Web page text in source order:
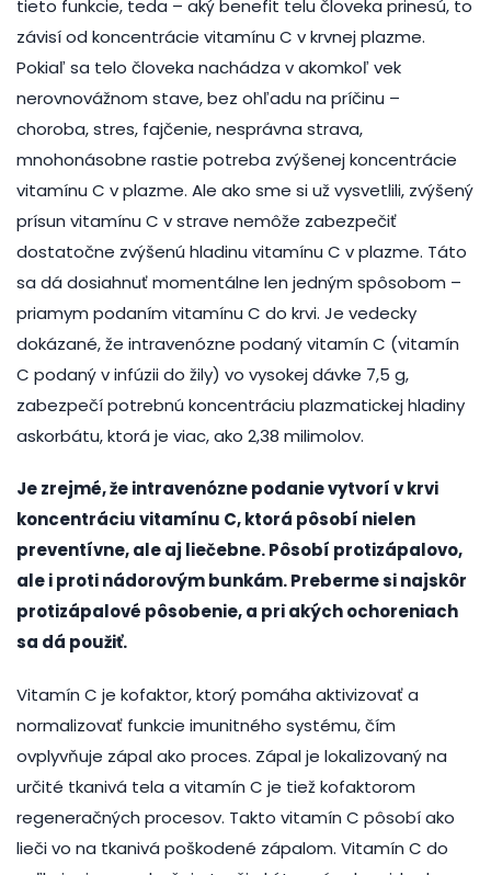
tieto funkcie, teda – aký benefit telu človeka prinesú, to
závisí od koncentrácie vitamínu C v krvnej plazme.
Pokiaľ sa telo človeka nachádza v akomkoľ vek
nerovnovážnom stave, bez ohľadu na príčinu –
choroba, stres, fajčenie, nesprávna strava,
mnohonásobne rastie potreba zvýšenej koncentrácie
vitamínu C v plazme. Ale ako sme si už vysvetlili, zvýšený
prísun vitamínu C v strave nemôže zabezpečiť
dostatočne zvýšenú hladinu vitamínu C v plazme. Táto
sa dá dosiahnuť momentálne len jedným spôsobom –
priamym podaním vitamínu C do krvi. Je vedecky
dokázané, že intravenózne podaný vitamín C (vitamín
C podaný v infúzii do žily) vo vysokej dávke 7,5 g,
zabezpečí potrebnú koncentráciu plazmatickej hladiny
askorbátu, ktorá je viac, ako 2,38 milimolov.
Je zrejmé, že intravenózne podanie vytvorí v krvi
koncentráciu vitamínu C, ktorá pôsobí nielen
preventívne, ale aj liečebne. Pôsobí protizápalovo,
ale i proti nádorovým bunkám. Preberme si najskôr
protizápalové pôsobenie, a pri akých ochoreniach
sa dá použiť.
Vitamín C je kofaktor, ktorý pomáha aktivizovať a
normalizovať funkcie imunitného systému, čím
ovplyvňuje zápal ako proces. Zápal je lokalizovaný na
určité tkanivá tela a vitamín C je tiež kofaktorom
regeneračných procesov. Takto vitamín C pôsobí ako
lieči vo na tkanivá poškodené zápalom. Vitamín C do